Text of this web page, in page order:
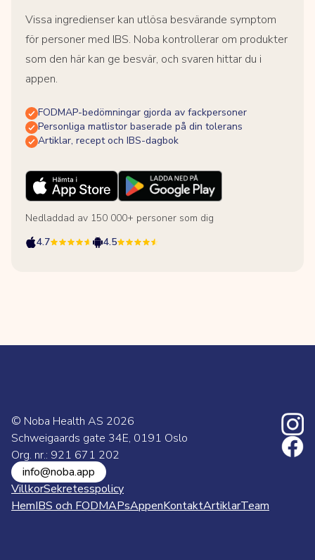
Vissa ingredienser kan utlösa besvärande symptom
för personer med IBS. Noba kontrollerar om produkter
som den här kan ge besvär, och svaren hittar du i
appen.
FODMAP-bedömningar gjorda av fackpersoner
Personliga matlistor baserade på din tolerans
Artiklar, recept och IBS-dagbok
Nedladdad av 150 000+ personer som dig
4.7
4.5
© Noba Health AS 2026
Schweigaards gate 34E, 0191 Oslo
Org. nr.: 921 671 202
info@noba.app
VillkorSekretesspolicy
HemIBS och FODMAPsAppenKontaktArtiklarTeam